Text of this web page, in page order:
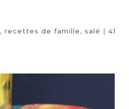
,recettes de famille, salé |41